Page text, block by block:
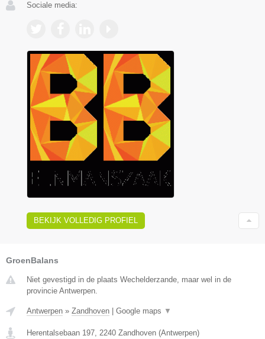
Sociale media:
BEKIJK VOLLEDIG PROFIEL
GroenBalans
Niet gevestigd in de plaats Wechelderzande, maar wel in de
provincie Antwerpen.
Antwerpen » Zandhoven Google maps ▼
Herentalsebaan 197, 2240 Zandhoven (Antwerpen)